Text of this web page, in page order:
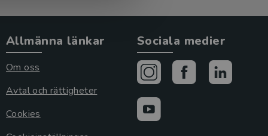
Allmänna länkar
Om oss
Avtal och rättigheter
Cookies
Sociala medier